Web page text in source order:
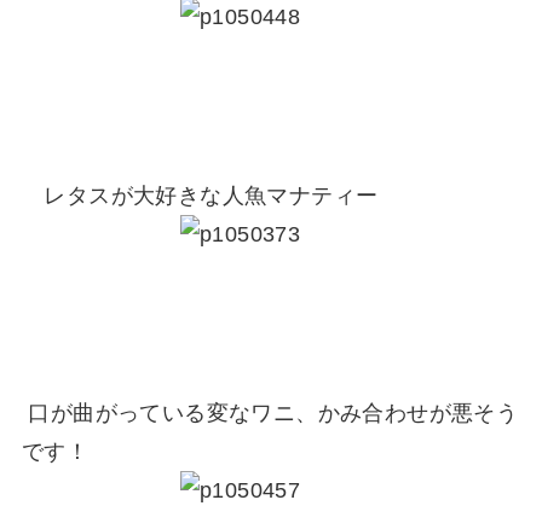
レタスが大好きな人魚マナティー
口が曲がっている変なワニ、かみ合わせが悪そう
です！